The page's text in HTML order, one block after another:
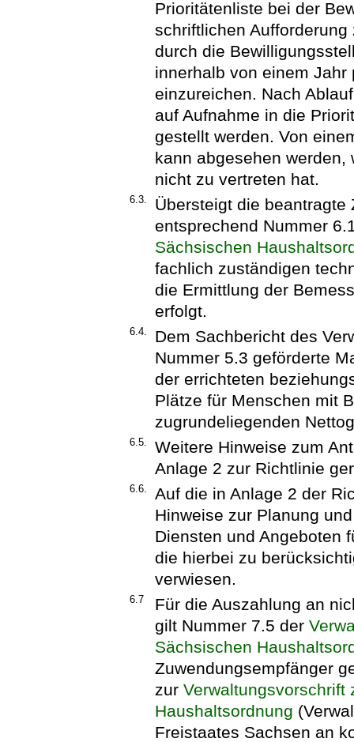
Prioritätenliste bei der
schriftlichen
durch die
innerhalb von einem Jahr
einzureichen. Nach
auf Aufnahme in die
gestellt werden. Von
kann abgesehen werden,
nicht zu vertreten hat.
6.3.
Übersteigt die beantragte
entsprechend Nummer
Sächsischen
fachlich zuständigen
die Ermittlung der
erfolgt.
6.4.
Dem Sachbericht des
Nummer 5.3 geförderte
der errichteten
Plätze für Menschen mit
zugrundeliegenden
6.5.
Weitere Hinweise zum
Anlage 2 zur Richtlinie
6.6.
Auf die in Anlage 2 der
Hinweise zur Planung
Diensten und Angeboten
die hierbei zu
verwiesen.
6.7
Für die Auszahlung an
gilt Nummer 7.5 der
Sächsischen
Zuwendungsempfänger
zur Verwaltungsvorschrift
Haushaltsordnung
Freistaates Sachsen an